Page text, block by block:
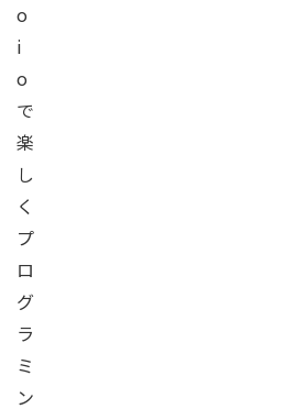
o
i
o
で
楽
し
く
プ
ロ
グ
ラ
ミ
ン